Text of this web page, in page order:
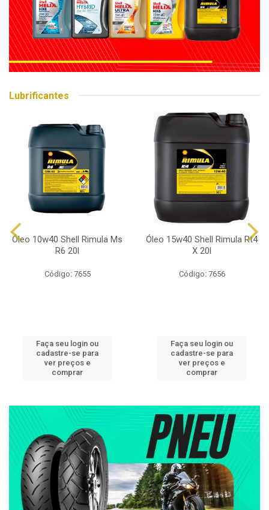
Lubrificantes
Óleo 10w40 Shell Rimula Ms
R6 20l
Código: 7655
Faça seu login ou
cadastre-se para
ver preços e
comprar
Óleo 15w40 Shell Rimula Rt4
X 20l
Código: 7656
Faça seu login ou
cadastre-se para
ver preços e
comprar